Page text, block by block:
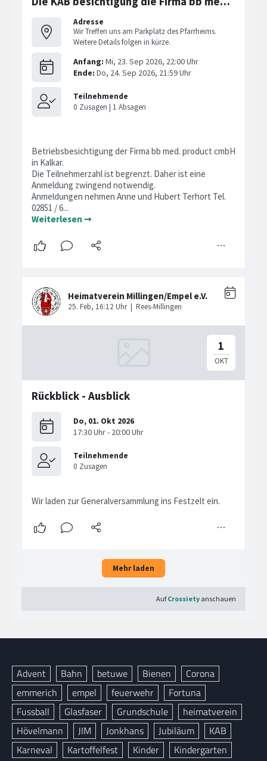
Advent Bahn betuwe Bienen
Corona
emmerich
empel feuerwehr
Fortuna
Fussball
Glasfaser Grundschule
heimatverein
Hövelmann
JIM Jonkhans Jubiläum
KAB
Karneval
Kartoffelfest Kinder
Kindergarten